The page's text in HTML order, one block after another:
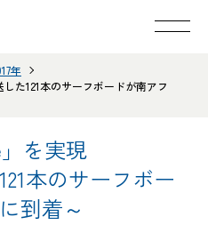
年
た121本のサーフボードが南アフ
を実現
本のサーフボー
到着～